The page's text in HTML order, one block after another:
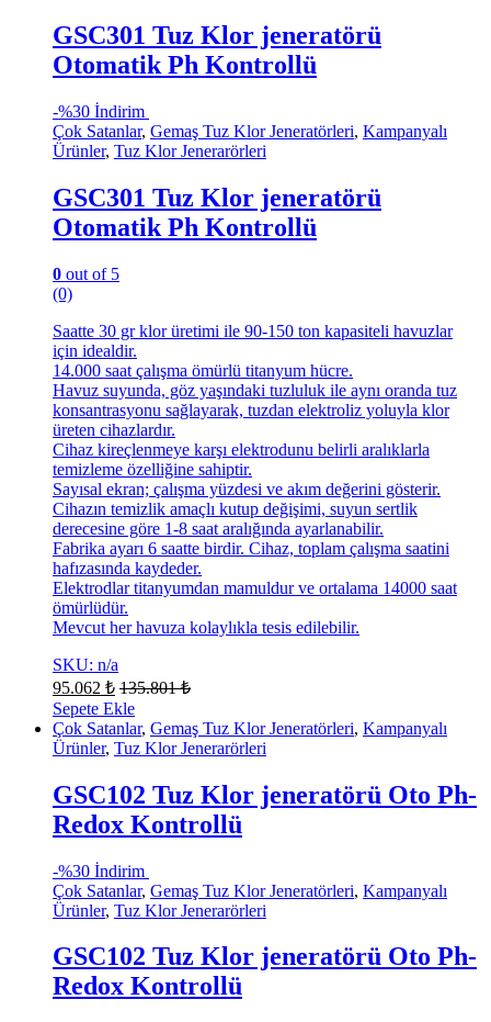
GSC301 Tuz Klor jeneratörü
Otomatik Ph Kontrollü
-%30 İndirim
Çok Satanlar, Gemaş Tuz Klor Jeneratörleri, Kampanyalı
Ürünler, Tuz Klor Jenerarörleri
GSC301 Tuz Klor jeneratörü
Otomatik Ph Kontrollü
0 out of 5
(0)
Saatte 30 gr klor üretimi ile 90-150 ton kapasiteli havuzlar
için idealdir.
14.000 saat çalışma ömürlü titanyum hücre.
Havuz suyunda, göz yaşındaki tuzluluk ile aynı oranda tuz
konsantrasyonu sağlayarak, tuzdan elektroliz yoluyla klor
üreten cihazlardır.
Cihaz kireçlenmeye karşı elektrodunu belirli aralıklarla
temizleme özelliğine sahiptir.
Sayısal ekran; çalışma yüzdesi ve akım değerini gösterir.
Cihazın temizlik amaçlı kutup değişimi, suyun sertlik
derecesine göre 1-8 saat aralığında ayarlanabilir.
Fabrika ayarı 6 saatte birdir. Cihaz, toplam çalışma saatini
hafızasında kaydeder.
Elektrodlar titanyumdan mamuldur ve ortalama 14000 saat
ömürlüdür.
Mevcut her havuza kolaylıkla tesis edilebilir.
SKU: n/a
95.062 ₺ 135.801₺
Sepete Ekle
Çok Satanlar, Gemaş Tuz Klor Jeneratörleri, Kampanyalı
Ürünler, Tuz Klor Jenerarörleri
GSC102 Tuz Klor jeneratörü Oto Ph-
Redox Kontrollü
-%30 İndirim
Çok Satanlar, Gemaş Tuz Klor Jeneratörleri, Kampanyalı
Ürünler, Tuz Klor Jenerarörleri
GSC102 Tuz Klor jeneratörü Oto Ph-
Redox Kontrollü